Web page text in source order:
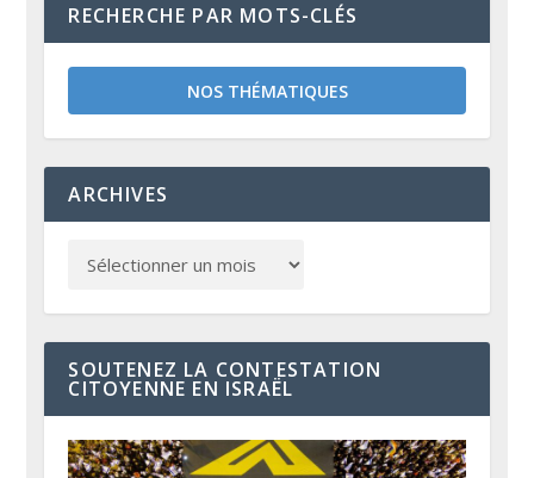
RECHERCHE PAR MOTS-CLÉS
NOS THÉMATIQUES
ARCHIVES
SOUTENEZ LA CONTESTATION
CITOYENNE EN ISRAËL